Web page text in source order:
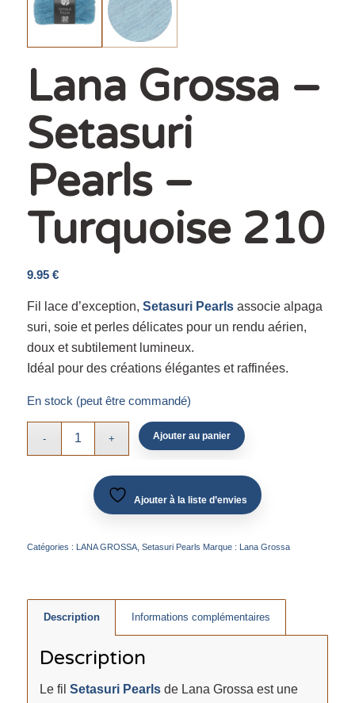
Lana Grossa –
Setasuri
Pearls –
Turquoise 210
9.95 €
Fil lace d’exception, Setasuri Pearlsassocie alpaga
suri, soie et perles délicates pour un rendu aérien,
doux et subtilement lumineux.
Idéal pour des créations élégantes et raffinées.
En stock (peut être commandé)
Ajouter au panier
Ajouter à la liste d’envies
Catégories : LANA GROSSA, Setasuri Pearls Marque : Lana Grossa
Description Informations complémentaires
Description
Le fil Setasuri Pearlsde Lana Grossa est une